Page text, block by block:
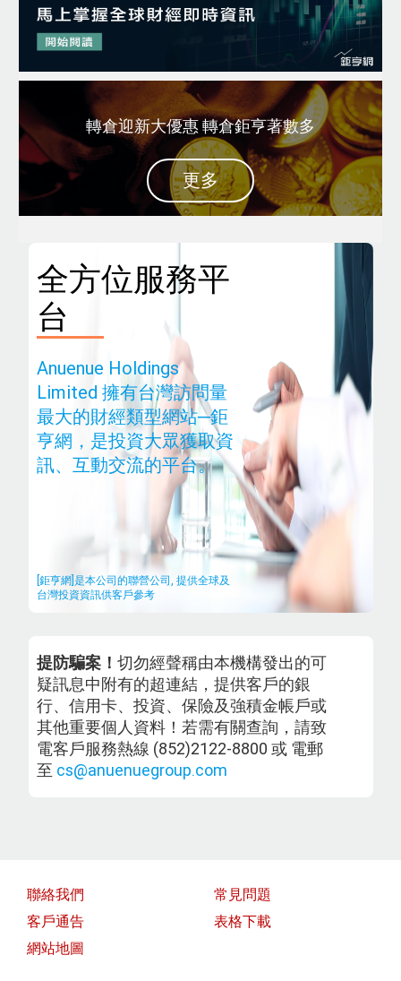
轉倉迎新大優惠 轉倉鉅亨著數多
更多
全方位服務平
台
Anuenue Holdings
Limited 擁有台灣訪問量
最大的財經類型網站─鉅
亨網，是投資大眾獲取資
訊、互動交流的平台。
[鉅亨網]是本公司的聯營公司, 提供全球及
台灣投資資訊供客戶參考
提防騙案！ 切勿經聲稱由本機構發出的可
疑訊息中附有的超連結，提供客戶的銀
行、信用卡、投資、保險及強積金帳戶或
其他重要個人資料！若需有關查詢，請致
電客戶服務熱線 (852)2122-8800 或 電郵
至 cs@anuenuegroup.com
聯絡我們
常見問題
客戶通告
表格下載
網站地圖